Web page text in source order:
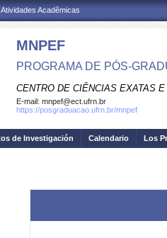
Acadêmicas
MNPEF
PROGRAMA DE PÓS-
CENTRO DE CIÊNCIAS EXATAS
E-mail: mnpef@ect.ufrn.br
https://posgraduacao.ufrn.br/mnpef
de Investigación Calendario Los